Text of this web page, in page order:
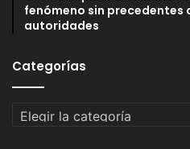
fenómeno sin
autoridades
Categorías
Categorías